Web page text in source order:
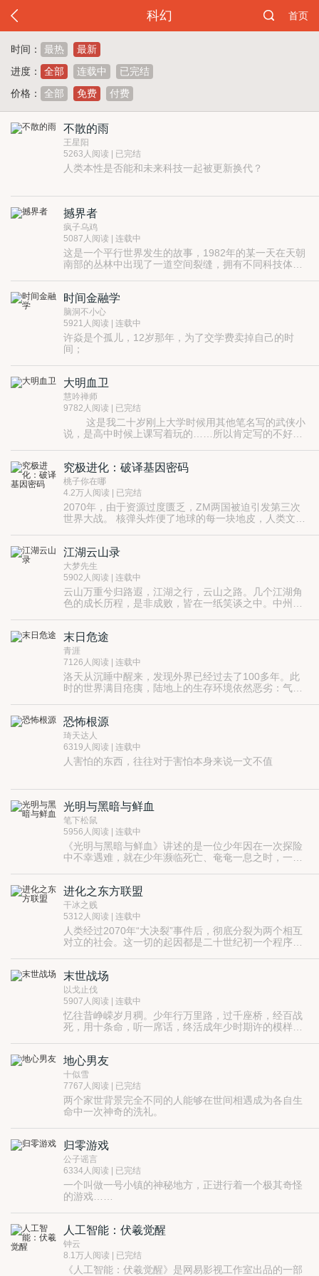
科幻 首页
时间： 最热
最新
进度：
全部 连载中
已完结
价格：
全部 免费 付费
不散的雨
王星阳
5263人阅读 | 已完结
人类本性是否能和未来科技一起被更新换代？
撼界者
疯子乌鸡
5087人阅读 | 连载中
这是一个平行世界发生的故事，1982年的某一天在天朝
南部的丛林中出现了一道空间裂缝，拥有不同科技体系
外星文明入侵呢？
时间金融学
脑洞不小心
5921人阅读 | 连载中
许焱是个孤儿，12岁那年，为了交学费卖掉自己的时
间；
情；
他建立‘时间央行’，管理着整个世界的时间，
但时间对他一视同仁，像对待任何人一样。
大明血卫
慧吟禅师
9782人阅读 | 已完结
这是我二十岁刚上大学时候用其他笔名写的武侠小
说，是高中时候上课写着玩的……所以肯定写的不好，
还是很稚嫩，但却记录了我在这条路上的小小追求。小
说已经完本，在其他网站也发表过，但是没签约，这回
签网易没打算赚钱，只想着能帮编辑一个忙，拿出自己
要扎根于此的诚意，同时也是对自己的激励，让自己坚
持把我的那本《潜色规则》继续写下去。 小说讲述
崇祯十七年，崇祯帝上吊自杀后那些坚守信仰的锦衣卫
的故事，字数不是很多，二十万字，以后每天更新一万
字（编辑的要求），只准备最后一章象征性收几分钱，
大家就放心看下去吧！ 官场艳情小说《潜色规则》网易
热卖中，如果想看看我十年后的文笔和风格，欢迎阅
读。 读者群群号：18184439
究极进化：破译基因密码
桃子你在哪
4.2万人阅读 | 已完结
2070年，由于资源过度匮乏，ZM两国被迫引发第三次
世界大战。 核弹头炸便了地球的每一块地皮，人类文明
经十不存一。 经过十年努力，科学家们仍旧无力完成月
球基地的建设，空间站资源也所剩无几...... 为了种族的
延续，各国空间站领导人再一次将目光聚焦地球。 对一
个刚刚犯了盗窃罪的楚天歌来说，地球是陌生的，当他
得知自己要与一群同样犯了罪的年轻人一起被放逐地
球，他们有选择的余地么？ 2080年的地球又会是什么模
样?人类先祖重返历史舞台，被宇宙射线强制改变DNA
的异形生物四处横行。 当月球基地建设完成之后，人类
又将遭遇怎样的种族入侵？ 三大种族之间的激烈角逐....
谁会是最终赢家？ 为了生存下去，身为先驱者的楚天歌
开启了自身的一个又一个基因密码，从此，他不再任人
鱼肉.....
江湖云山录
大梦先生
5902人阅读 | 连载中
云山万重兮归路遐，江湖之行，云山之路。几个江湖角
色的成长历程，是非成败，皆在一纸笑谈之中。中州虚
品世界观影响，以虚幻世界讲虚幻之事。当今小说，情
色过于直白，意境偏于小我，已无多少上乘之作，大梦
先生写作多为爱好，自娱自乐罢，多一人欢喜，亦是满
足。哪怕是留下一部作品，将来给孩子看，告诉他老子
也曾舞弄过文墨，也是人生一快事。
末日危途
青涯
7126人阅读 | 连载中
洛天从沉睡中醒来，发现外界已经过去了100多年。此
时的世界满目疮痍，陆地上的生存环境依然恶劣：气候
或大或小的海洋城邦，后末日时代的人类文明似乎开始
复苏。然而危机依然存在，一个名为“矩阵”的神秘组
织，悄悄盯上了洛天。一场以逃亡为名义的秘密实验，
悄然开始……
恐怖根源
琦天达人
6319人阅读 | 连载中
人害怕的东西，往往对于害怕本身来说一文不值
光明与黑暗与鲜血
笔下松鼠
5956人阅读 | 连载中
《光明与黑暗与鲜血》讲述的是一位少年因在一次探险
中不幸遇难，就在少年濒临死亡、奄奄一息之时，一位
属于他的命运齿轮在这一刻才开始缓缓转动…………
高贵的吸血鬼家族、藏于阴暗角落的狼人、邪恶恐
怖的异教徒、神秘的猎人公会组织…………这些本就不
属于这个世界超自然生物为何会却频频出现？原本宁静
安详的小镇也慢慢被卷入这些超自然生物的腥风血雨
中。
光明之中有黑暗，黑暗之中也存在着光明，要想分
清他们的关系，仅需一杯鲜血足以…………
求收藏、求打赏、求点评、求抱抱（额………如果
是男的就算了吧。）
进化之东方联盟
干冰之贱
5312人阅读 | 连载中
人类经过2070年“大决裂”事件后，彻底分裂为两个相互
对立的社会。这一切的起因都是二十世纪初一个程序员
物文明发展瓶颈，必须要对性别进行一次融合，才能完
成人类的再次进化，面对旷日持久的性别基础争端问
题，有人提议把进化算话程序的始作俑者邀请到未来。
在一连串精心布局下，进化算法作者不得不心甘情愿的
放弃家庭责任，冒着变成永久植物人的方式，让脑能量
进入了未来东方联盟世界，寄附在自己的克隆身体上开
始了近未来之旅。从一个普通人的角度去了解这个新社
会科技、军事、政治、文化、教育等方面。期待着解决
性别争端早日回家
末世战场
以戈止伐
5907人阅读 | 连载中
忆往昔峥嵘岁月稠。少年行万里路，过千座桥，经百战
死，用十条命，听一席话，终活成年少时期许的模样：
地心男友
十似雪
7767人阅读 | 已完结
两个家世背景完全不同的人能够在世间相遇成为各自生
命中一次神奇的洗礼。
间的两国相争对决。解救与被解救，各种力量交织，他
们将一起经历穿梭一段惊心跌宕的时光，也会一次次突
破面临危险的命运关口。
归零游戏
公子谣言
6334人阅读 | 已完结
一个叫做一号小镇的神秘地方，正进行着一个极其奇怪
的游戏……
徐来用尽手段只为了活下去，当他听到GamOver，以为
终于可以离开一号小镇的时候，却发现外面的世界是一
个更大的轮回！
这里的人来自二号小镇、三号小镇，甚至一百号一千号
小镇……
人工智能：伏羲觉醒
钟云
8.1万人阅读 | 已完结
《人工智能：伏羲觉醒》是网易影视工作室出品的一部